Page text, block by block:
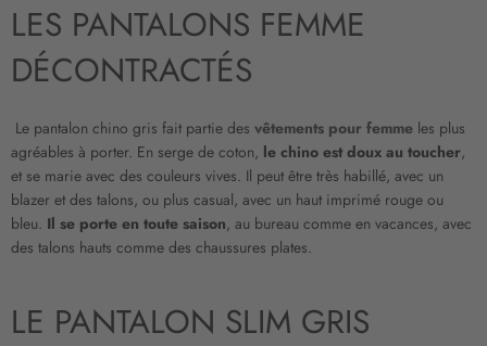
LES PANTALONS FEMME
DÉCONTRACTÉS
Le pantalon chino gris fait partie des vêtements pour femme les plus
agréables à porter. En serge de coton, le chino est doux au toucher,
et se marie avec des couleurs vives. Il peut être très habillé, avec un
blazer et des talons, ou plus casual, avec un haut imprimé rouge ou
bleu. Il se porte en toute saison, au bureau comme en vacances, avec
des talons hauts comme des chaussures plates.
LE PANTALON SLIM GRIS